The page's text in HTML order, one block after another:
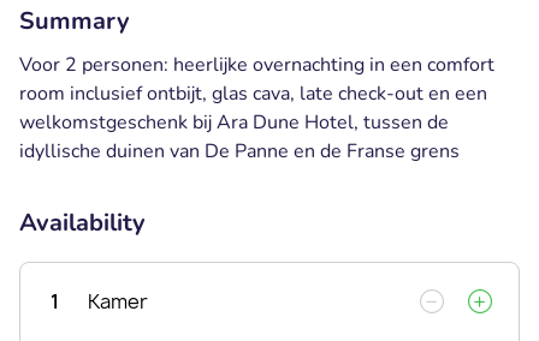
Summary
Voor 2 personen: heerlijke overnachting in een comfort
room inclusief ontbijt, glas cava, late check-out en een
welkomstgeschenk bij Ara Dune Hotel, tussen de
idyllische duinen van De Panne en de Franse grens
Availability
1 Kamer